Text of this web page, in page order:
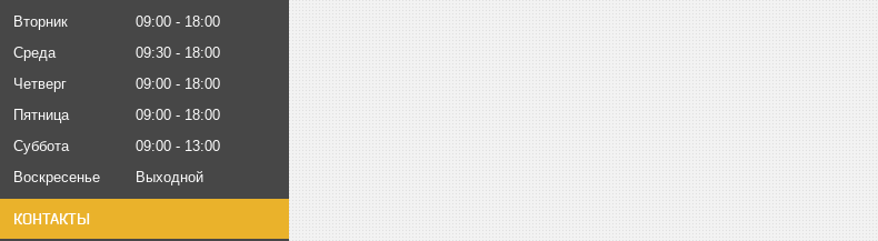
Вторник
09:00
18:00
Среда
09:30
18:00
Четверг
09:00
18:00
Пятница
09:00
18:00
Суббота
09:00
13:00
Воскресенье
Выходной
КОНТАКТЫ